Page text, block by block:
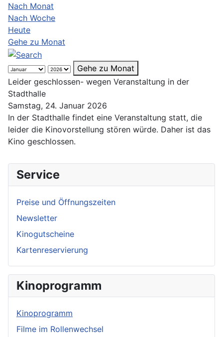
Nach Monat
Nach Woche
Heute
Gehe zu Monat
Gehe zu Monat
Leider geschlossen- wegen Veranstaltung in der
Stadthalle
Samstag, 24. Januar 2026
In der Stadthalle findet eine Veranstaltung statt, die
leider die Kinovorstellung stören würde. Daher ist das
Kino geschlossen.
Service
Preise und Öffnungszeiten
Newsletter
Kinogutscheine
Kartenreservierung
Kinoprogramm
Kinoprogramm
Filme im Rollenwechsel